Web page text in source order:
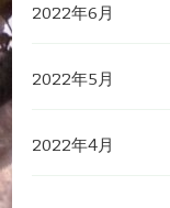
2022年6月
2022年5月
2022年4月